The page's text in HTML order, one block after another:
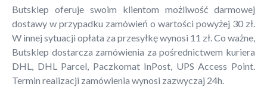
Butsklep oferuje swoim klientom możliwość darmowej
dostawy w przypadku zamówień o wartości powyżej 30 zł.
W innej sytuacji opłata za przesyłkę wynosi 11 zł. Co ważne,
Butsklep dostarcza zamówienia za pośrednictwem kuriera
DHL, DHL Parcel, Paczkomat InPost, UPS Access Point.
Termin realizacji zamówienia wynosi zazwyczaj 24h.